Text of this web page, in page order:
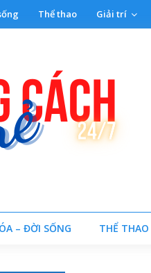
Thể thao Giải trí
– ĐỜI SỐNG THỂ THAO